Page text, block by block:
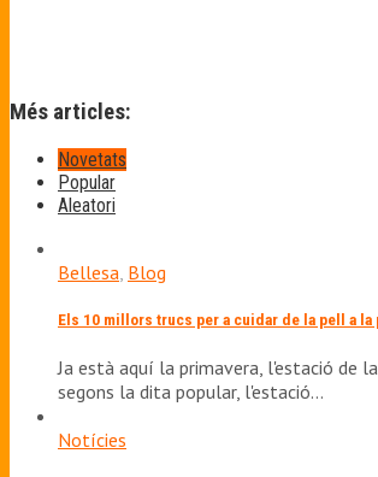
Més articles:
Novetats
Popular
Aleatori
Bellesa Blog
Els 10 millors trucs per a cuidar de la pell a la
Ja està aquí la primavera, l'estació de
segons la dita popular, l'estació…
Notícies